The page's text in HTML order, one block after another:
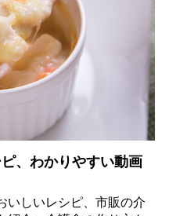
、わかりやすい動画
いしいレシピ、市販の介